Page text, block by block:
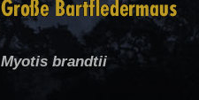
Myotis brandtii